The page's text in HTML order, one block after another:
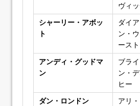
ヴィ
シャーリー・アボッ
ト
ダイア
ン・
ースト
アンディ・グッドマ
ン
ブラ
ン・
ヒー
ダン・ロンドン
アリ